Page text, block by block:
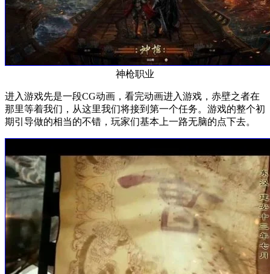
神枪职业
进入游戏先是一段CG动画，看完动画进入游戏，赤壁之者在
那里等着我们，从这里我们将接到第一个任务。游戏的整个初
期引导做的相当的不错，玩家们基本上一路无脑的点下去。